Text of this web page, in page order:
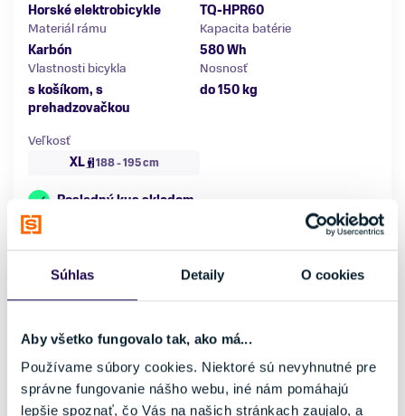
Súhlas Detaily O cookies
Aby všetko fungovalo tak, ako má...
Používame súbory cookies. Niektoré sú nevyhnutné pre
správne fungovanie nášho webu, iné nám pomáhajú
lepšie spoznať, čo Vás na našich stránkach zaujalo, a
Horské elektrobicykle
TQ-HPR60
Materiál rámu
Karbón
Kapacita batérie
580 Wh
Vlastnosti bicykla
s košíkom, s
prehadzovačkou
Nosnosť
do 150 kg
Veľkosť
XL
188 - 195 cm
Posledný kus skladom